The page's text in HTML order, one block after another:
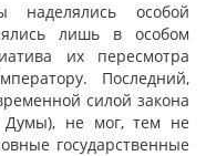
наделялись особой
лишь в особом
их пересмотра
Последний,
силой закона
Думы), не мог, тем не
государственные